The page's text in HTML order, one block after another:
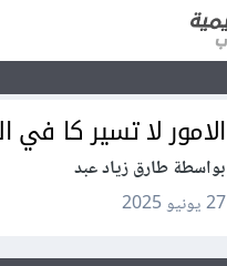
الامور لا تسير كا في
بواسطة طارق زياد عبد
27 يونيو 2025